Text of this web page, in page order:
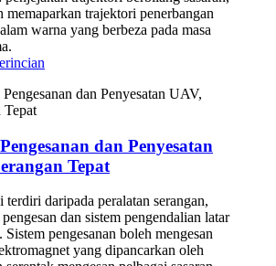
memaparkan trajektori penerbangan
warna yang berbeza pada masa
dan Penyesatan
Tepat
terdiri daripada peralatan serangan,
dan sistem pengendalian latar
Sistem pengesanan boleh mengesan
yang dipancarkan oleh